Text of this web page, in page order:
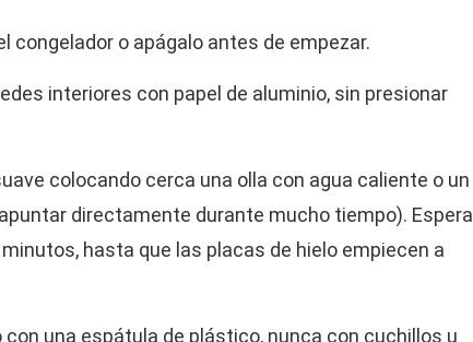
congelador o apágalo antes de empezar.
interiores con papel de aluminio, sin presionar
colocando cerca una olla con agua caliente o un
directamente durante mucho tiempo). Espera
hasta que las placas de hielo empiecen a
con una espátula de plástico, nunca con cuchillos u